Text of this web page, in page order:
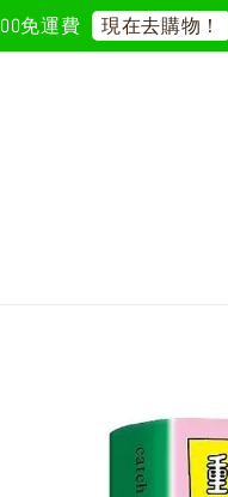
運費 現在去購物！ 首